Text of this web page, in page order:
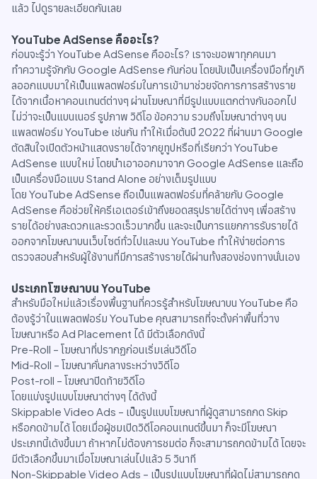
แล้ว ไปดูรายละเอียดกันเลย
YouTube AdSense คืออะไร?
ก่อนจะรู้ว่า YouTube AdSense คืออะไร? เราจะขอพาทุกคนมา
ทำความรู้จักกับ Google AdSense กันก่อน โดยนับเป็นเครื่องมือที่กูเกิ
ลออกแบบมาให้เป็นแพลตฟอร์มในการเข้ามาช่วยจัดการการสร้างราย
ได้จากเนื้อหาคอนเทนต์ต่างๆ ผ่านโฆษณาที่มีรูปแบบแตกต่างกันออกไป
ไม่ว่าจะเป็นแบนเนอร์ รูปภาพ วิดีโอ ข้อความ รวมถึงโฆษณาต่างๆ บน
แพลตฟอร์ม YouTube เช่นกัน ทำให้เมื่อต้นปี 2022 ที่ผ่านมา Google
ตัดสินใจเปิดตัวหน้าแสดงรายได้จากยูทูปหรือที่เรียกว่า YouTube
AdSense แบบใหม่ โดยนำเอาออกมาจาก Google AdSense และถือ
เป็นเครื่องมือแบบ Stand Alone อย่างเต็มรูปแบบ
โดย YouTube AdSense ถือเป็นแพลตฟอร์มที่คล้ายกับ Google
AdSense คือช่วยให้ครีเอเตอร์เข้าถึงยอดสรุปรายได้ต่างๆ เพื่อสร้าง
รายได้อย่างสะดวกและรวดเร็วมากขึ้น และจะเป็นการแยกการรับรายได้
ออกจากโฆษณาบนเว็บไซต์ทั่วไปและบน YouTube ทำให้ง่ายต่อการ
ตรวจสอบสำหรับผู้ใช้งานที่มีการสร้างรายได้ผ่านทั้งสองช่องทางนั่นเอง
ประเภทโฆษณาบน YouTube
สำหรับมือใหม่แล้วเรื่องพื้นฐานที่ควรรู้สำหรับโฆษณาบน YouTube คือ
ต้องรู้ว่าในแพลตฟอร์ม YouTube คุณสามารถที่จะตั้งค่าพื้นที่วาง
โฆษณาหรือ Ad Placement ได้ มีตัวเลือกดังนี้
Pre-Roll – โฆษณาที่ปรากฏก่อนเริ่มเล่นวิดีโอ
Mid-Roll – โฆษณาคั่นกลางระหว่างวิดีโอ
Post-roll – โฆษณาปิดท้ายวิดีโอ
โดยแบ่งรูปแบบโฆษณาต่างๆ ได้ดังนี้
Skippable Video Ads – เป็นรูปแบบโฆษณาที่ผู้ดูสามารถกด Skip
หรือกดข้ามได้ โดยเมื่อผู้ชมเปิดวิดีโอคอนเทนต์ขึ้นมา ก็จะมีโฆษณา
ประเภทนี้เด้งขึ้นมา ถ้าหากไม่ต้องการชมต่อ ก็จะสามารถกดข้ามได้ โดยจะ
มีตัวเลือกขึ้นมาเมื่อโฆษณาเล่นไปแล้ว 5 วินาที
Non-Skippable Video Ads – เป็นรูปแบบโฆษณาที่ผู้ดูไม่สามารถกด